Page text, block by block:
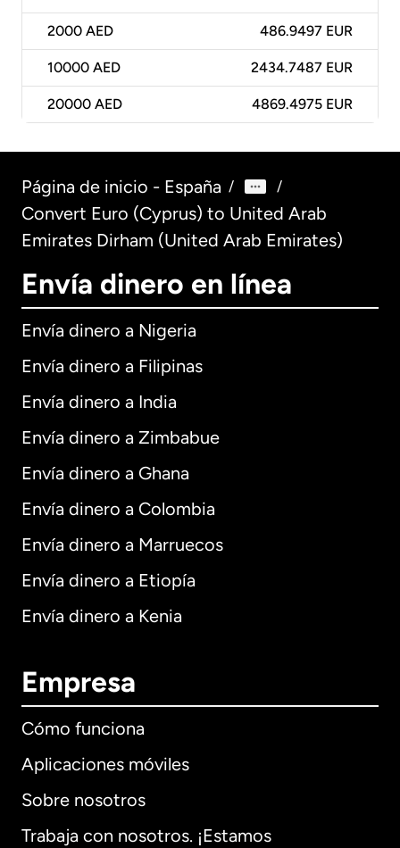
2000 AED 486.9497 EUR
10000 AED 2434.7487 EUR
20000 AED 4869.4975 EUR
Página de inicio - España / /
Convert Euro (Cyprus) to United Arab
Emirates Dirham (United Arab Emirates)
Envía dinero en línea
Envía dinero a Nigeria
Envía dinero a Filipinas
Envía dinero a India
Envía dinero a Zimbabue
Envía dinero a Ghana
Envía dinero a Colombia
Envía dinero a Marruecos
Envía dinero a Etiopía
Envía dinero a Kenia
Empresa
Cómo funciona
Aplicaciones móviles
Sobre nosotros
Trabaja con nosotros. ¡Estamos